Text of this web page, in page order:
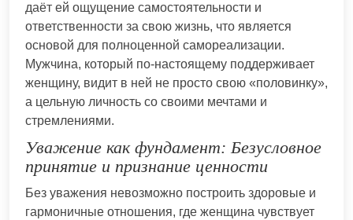
даёт ей ощущение самостоятельности и
ответственности за свою жизнь, что является
основой для полноценной самореализации.
Мужчина, который по-настоящему поддерживает
женщину, видит в ней не просто свою «половинку»,
а цельную личность со своими мечтами и
стремлениями.
Уважение как фундамент: Безусловное
принятие и признание ценности
Без уважения невозможно построить здоровые и
гармоничные отношения, где женщина чувствует